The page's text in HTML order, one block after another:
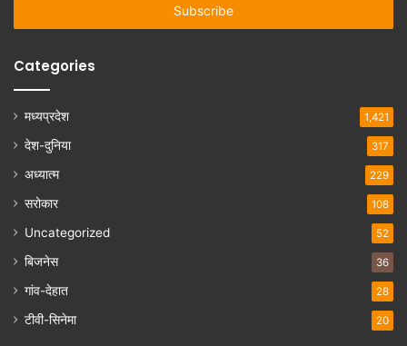
Categories
मध्यप्रदेश 1,421
देश-दुनिया 317
अध्यात्म 229
सरोकार 108
Uncategorized 52
बिजनेस 36
गांव-देहात 28
टीवी-सिनेमा 20